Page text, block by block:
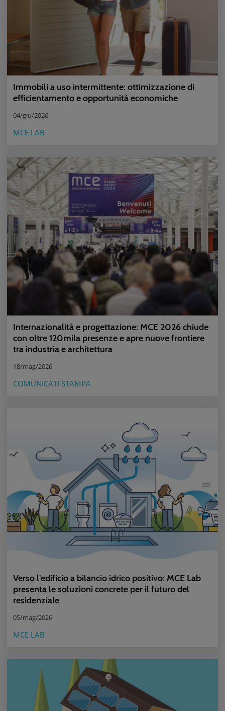
Immobili a uso intermittente: ottimizzazione di
efficientamento e opportunità economiche
04/giu/2026
MCE LAB
Internazionalità e progettazione: MCE 2026 chiude
con oltre 120mila presenze e apre nuove frontiere
tra industria e architettura
18/mag/2026
COMUNICATI STAMPA
Verso l’edificio a bilancio idrico positivo: MCE Lab
presenta le soluzioni concrete per il futuro del
residenziale
05/mag/2026
MCE LAB